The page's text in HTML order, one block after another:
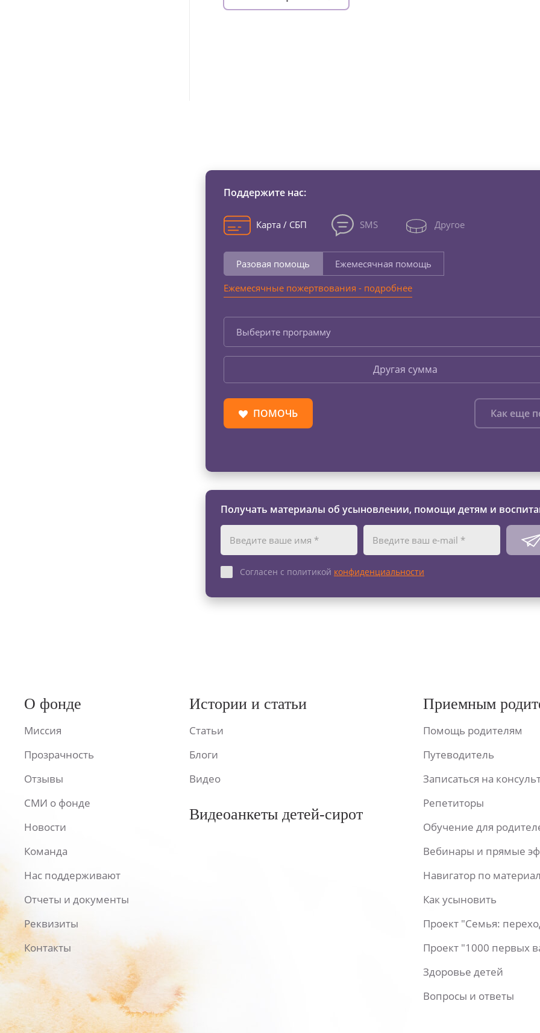
Поддержите нас:
Карта / СБП SMS Другое
Разовая помощь
Ежемесячная помощь
Ежемесячные пожертвования - подробнее
Выберите программу
Другая сумма
ПОМОЧЬ Как еще
Получать материалы об усыновлении, помощи детям и
Согласен с политикой конфиденциальности
О фонде
Миссия
Прозрачность
Отзывы
СМИ о фонде
Новости
Команда
Нас поддерживают
Отчеты и документы
Реквизиты
Контакты
Истории и статьи
Статьи
Блоги
Видео
Видеоанкеты детей-сирот
Приемным
Помощь родителям
Путеводитель
Записаться на
Репетиторы
Обучение для
Вебинары и прямые
Навигатор по
Как усыновить
Проект "Семья:
Проект "1000 первых
Здоровье детей
Вопросы и ответы